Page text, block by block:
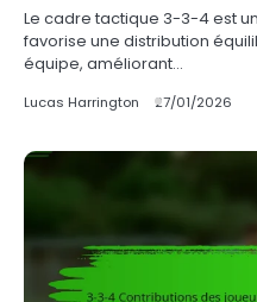
Le cadre tactique 3-3-4 est
favorise une distribution
équipe, améliorant…
Lucas Harrington 27/01/2026